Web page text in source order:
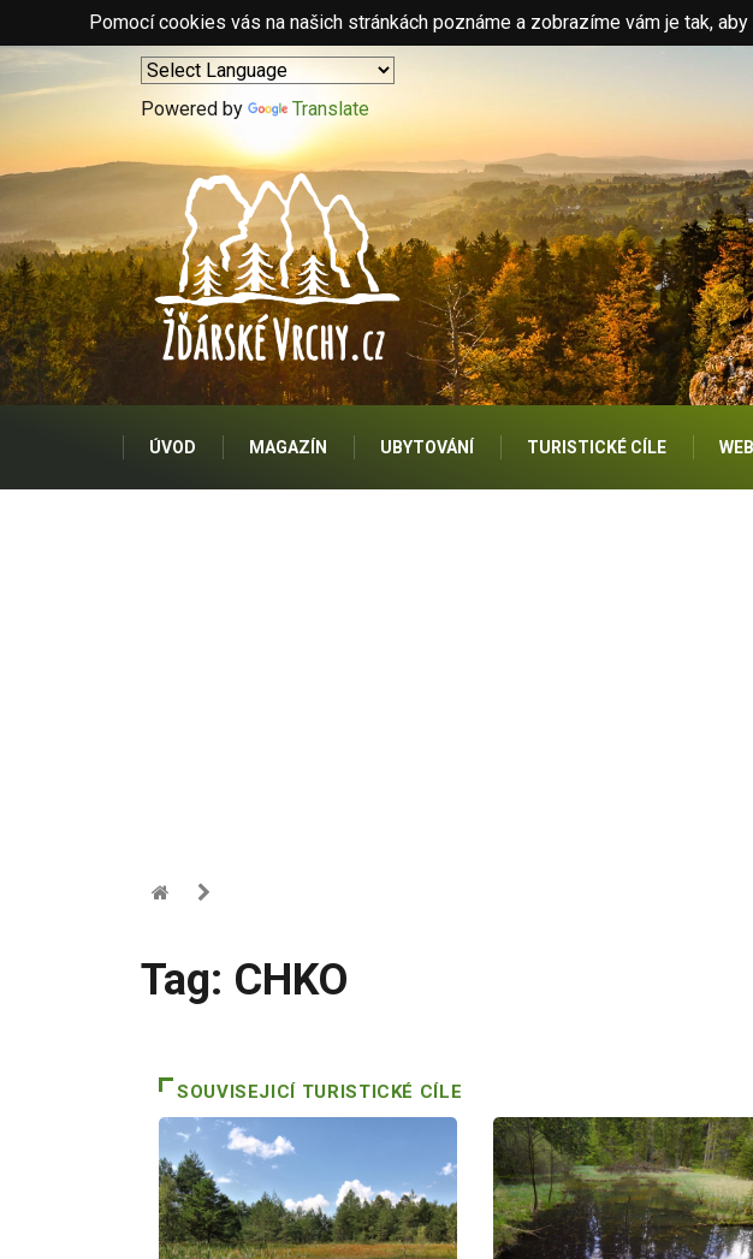
Pomocí cookies vás na našich stránkách poznáme a zobrazíme vám je tak,
Powered by Translate
ÚVOD MAGAZÍN UBYTOVÁNÍ TURISTICKÉ CÍLE
Tag: CHKO
SOUVISEJICÍ TURISTICKÉ CÍLE